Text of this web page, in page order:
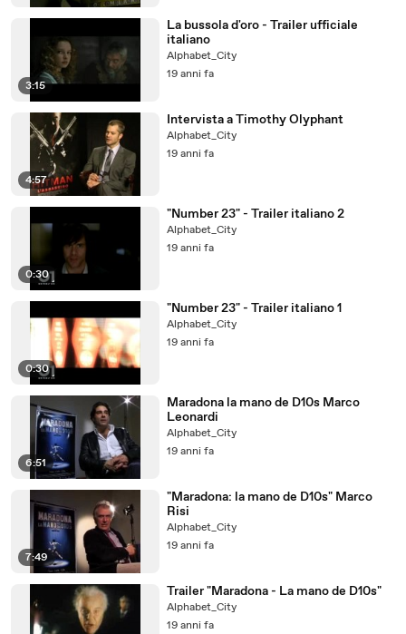
3:15
La bussola d'oro - Trailer ufficiale
italiano
Alphabet_City
19 anni fa
4:57
Intervista a Timothy Olyphant
Alphabet_City
19 anni fa
0:30
"Number 23" - Trailer italiano 2
Alphabet_City
19 anni fa
0:30
"Number 23" - Trailer italiano 1
Alphabet_City
19 anni fa
6:51
Maradona la mano de D10s Marco
Leonardi
Alphabet_City
19 anni fa
7:49
"Maradona: la mano de D10s" Marco
Risi
Alphabet_City
19 anni fa
Trailer "Maradona - La mano de D10s"
Alphabet_City
19 anni fa